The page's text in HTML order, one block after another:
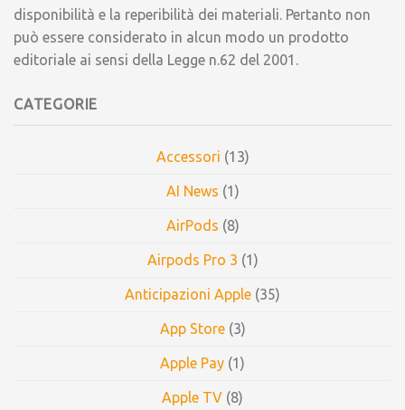
disponibilità e la reperibilità dei materiali. Pertanto non
può essere considerato in alcun modo un prodotto
editoriale ai sensi della Legge n.62 del 2001.
CATEGORIE
Accessori (13)
AI News (1)
AirPods (8)
Airpods Pro 3 (1)
Anticipazioni Apple (35)
App Store(3)
Apple Pay (1)
Apple TV (8)